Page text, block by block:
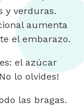
y verduras.
aumenta
el embarazo.
el azúcar
lo olvides!
las bragas.